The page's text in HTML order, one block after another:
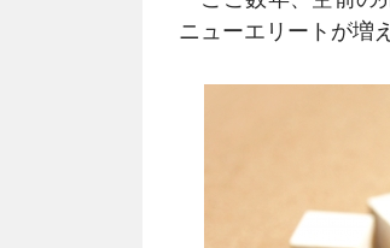
ニューエリートが増